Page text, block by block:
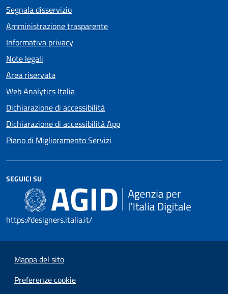
Segnala disservizio
Amministrazione trasparente
Informativa privacy
Note legali
Area riservata
Web Analytics Italia
Dichiarazione di accessibilità
Dichiarazione di accessibilità App
Piano di Miglioramento Servizi
SEGUICI SU
https://designers.italia.it/
Mappa del sito
Preferenze cookie